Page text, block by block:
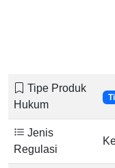
Tipe Produk
Hukum
Jenis
Regulasi